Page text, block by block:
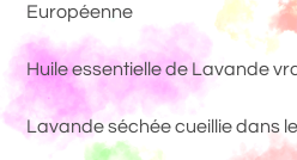
Européenne
Huile essentielle de Lavande
Lavande séchée cueillie dans